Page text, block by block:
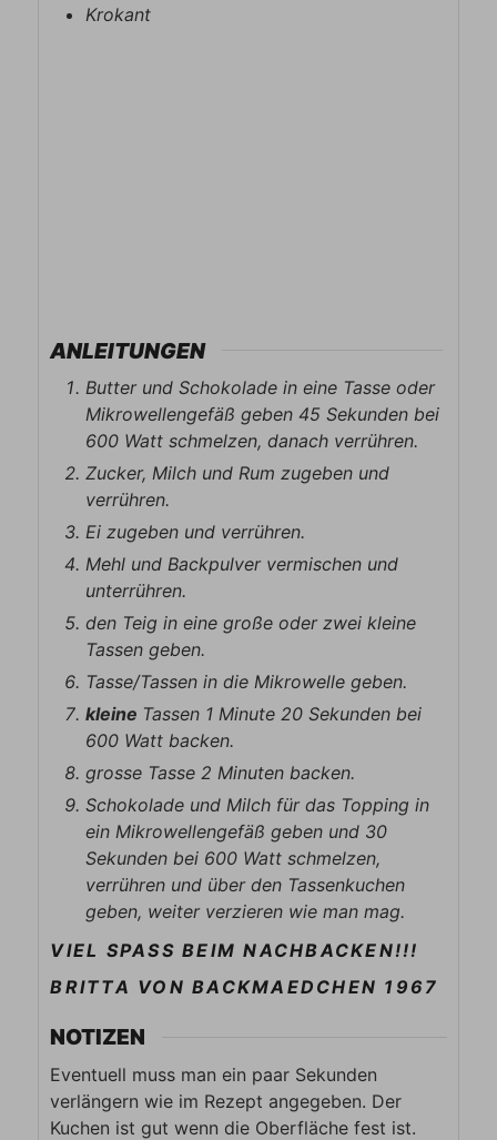
Krokant
ANLEITUNGEN
Butter und Schokolade in eine Tasse oder
Mikrowellengefäß geben 45 Sekunden bei
600 Watt schmelzen, danach verrühren.
Zucker, Milch und Rum zugeben und
verrühren.
Ei zugeben und verrühren.
Mehl und Backpulver vermischen und
unterrühren.
den Teig in eine große oder zwei kleine
Tassen geben.
Tasse/Tassen in die Mikrowelle geben.
kleine Tassen 1 Minute 20 Sekunden bei
600 Watt backen.
grosse Tasse 2 Minuten backen.
Schokolade und Milch für das Topping in
ein Mikrowellengefäß geben und 30
Sekunden bei 600 Watt schmelzen,
verrühren und über den Tassenkuchen
geben, weiter verzieren wie man mag.
VIEL SPASS BEIM NACHBACKEN!!!
BRITTA VON BACKMAEDCHEN 1967
NOTIZEN
Eventuell muss man ein paar Sekunden
verlängern wie im Rezept angegeben. Der
Kuchen ist gut wenn die Oberfläche fest ist.